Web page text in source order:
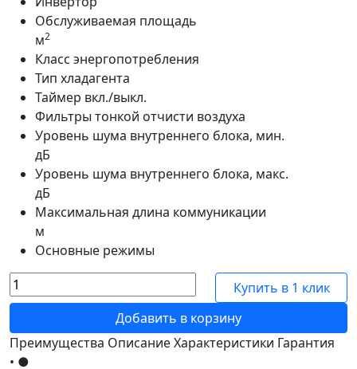
Обслуживаемая площадь
м2
Класс энергопотребления
Тип хладагента
Таймер вкл./выкл.
Фильтры тонкой отчисти воздуха
Уровень шума внутреннего блока, мин.
дБ
Уровень шума внутреннего блока, макс.
дБ
Максимальная длина коммуникации
м
Основные режимы
Купить в 1 клик
Добавить в корзину
Преимущества ОписаниеХарактеристики Гарантия
• ●